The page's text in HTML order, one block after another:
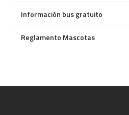
Información bus gratuito
Reglamento Mascotas